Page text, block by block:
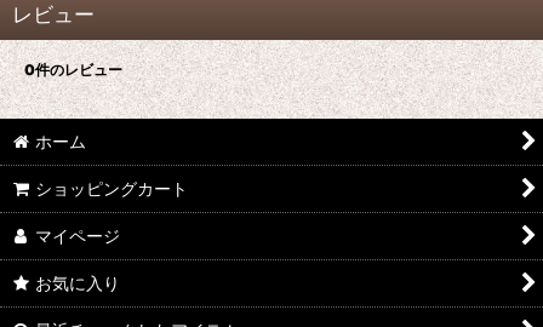
レビュー
0件のレビュー
ホーム
ショッピングカート
マイページ
お気に入り